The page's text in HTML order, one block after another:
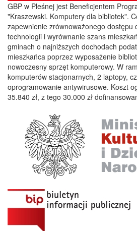
GBP w Pleśnej jest Beneficjentem
"Kraszewski. Komputery dla bibliotek".
zapewnienie zrównoważonego dostępu
technologii i wyrównanie szans
gminach o najniższych dochodach
mieszkańca poprzez wyposażenie
nowoczesny sprzęt komputerowy. W
komputerów stacjonarnych, 2 laptopy,
oprogramowanie antywirusowe. Koszt
35.840 zł, z tego 30.000 zł